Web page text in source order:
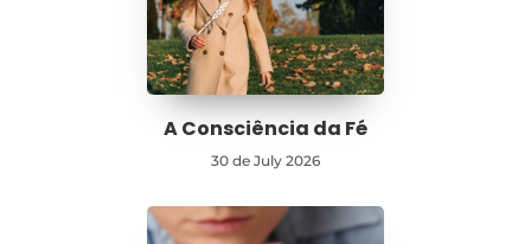
A Consciência da Fé
30 de July 2026